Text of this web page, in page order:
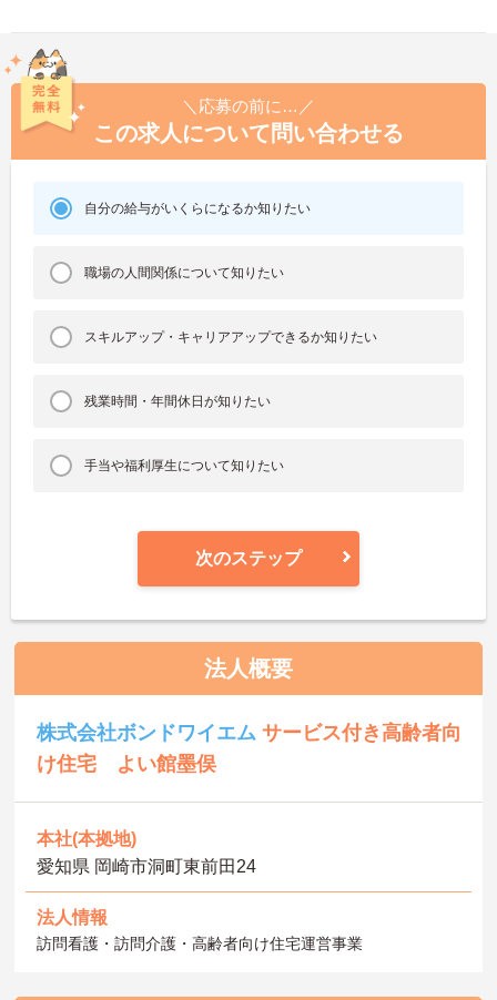
＼応募の前に…／
この求人について問い合わせる
自分の給与がいくらになるか知りたい
職場の人間関係について知りたい
スキルアップ・キャリアアップできるか知りたい
残業時間・年間休日が知りたい
手当や福利厚生について知りたい
次のステップ
法人概要
株式会社ボンドワイエムサービス付き高齢者向
け住宅 よい館墨俣
本社(本拠地)
愛知県 岡崎市洞町東前田24
法人情報
訪問看護・訪問介護・高齢者向け住宅運営事業